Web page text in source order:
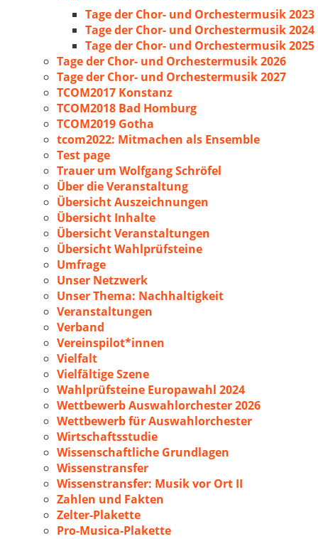
Tage der Chor- und Orchestermusik 2023
Tage der Chor- und Orchestermusik 2024
Tage der Chor- und Orchestermusik 2025
Tage der Chor- und Orchestermusik 2026
Tage der Chor- und Orchestermusik 2027
TCOM2017 Konstanz
TCOM2018 Bad Homburg
TCOM2019 Gotha
tcom2022: Mitmachen als Ensemble
Test page
Trauer um Wolfgang Schröfel
Über die Veranstaltung
Übersicht Auszeichnungen
Übersicht Inhalte
Übersicht Veranstaltungen
Übersicht Wahlprüfsteine
Umfrage
Unser Netzwerk
Unser Thema: Nachhaltigkeit
Veranstaltungen
Verband
Vereinspilot*innen
Vielfalt
Vielfältige Szene
Wahlprüfsteine Europawahl 2024
Wettbewerb Auswahlorchester 2026
Wettbewerb für Auswahlorchester
Wirtschaftsstudie
Wissenschaftliche Grundlagen
Wissenstransfer
Wissenstransfer: Musik vor Ort II
Zahlen und Fakten
Zelter-Plakette
Pro-Musica-Plakette